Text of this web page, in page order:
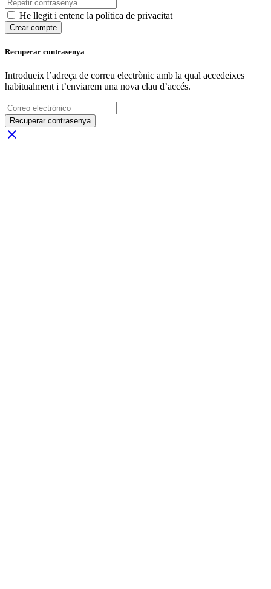
He llegit i entenc la política de privacitat
Crear compte
Recuperar contrasenya
Introdueix l’adreça de correu electrònic amb la qual accedeixes
habitualment i t’enviarem una nova clau d’accés.
Recuperar contrasenya
close